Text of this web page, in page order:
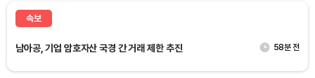
속보
일본은행, 7월 통화정책회의 의견 요약본 10일 공개
남아공, 기업 암호자산 국경 간 거래 제한 추진 58분 전